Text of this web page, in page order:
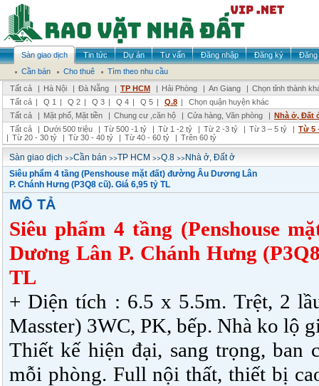
Sàn giao dịch Tin tức Dự án Tư vấn Đăng nhập Đăng ký
Đăng
Cần bán
Cho thuê
Tìm theo nhu cầu
Tất cả
| Hà Nội | Đà Nẵng | TP HCM | Hải Phòng | An Giang | Chọn tỉnh thành
Tất cả | Q 1 | Q 2 | Q 3 | Q 4 | Q 5 | Q.8 |
Chọn quận huyện khác
Tất cả
| Mặt phố, Mặt tiền | Chung cư ,căn hộ | Cửa hàng, Văn phòng | Nhà ở, Đất
Tất cả
| Dưới 500 triệu | Từ 500 -1 tỷ | Từ 1 -2 tỷ | Từ 2 -3 tỷ | Từ 3 – 5 tỷ | Từ 5
| Từ 20 - 30 tỷ | Từ 30 - 40 tỷ | Từ 40 - 60 tỷ | Trên 60 tỷ
Sàn giao dịch >>Cần bán >>TP HCM >>Q.8 >>Nhà ở, Đất ở
Siêu phẩm 4 tầng (Penshouse mặt đất) đường Âu Dương Lân
P. Chánh Hưng (P3Q8 cũ). Giá 6,95 tỷ TL
MÔ TẢ
Siêu phẩm 4 tầng (Penshouse
Dương Lân P. Chánh Hưng
TL
+ Diện tích : 6.5 x 5.5m. Trệt, 2
Masster) 3WC, PK, bếp. Nhà ko lộ
Thiết kế hiện đại, sang trọng, ban
mỗi phòng. Full nội thất, thiết bị